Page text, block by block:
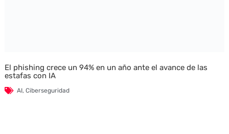
El phishing crece un 94% en un año ante el avance de las
estafas con IA
AI, Ciberseguridad